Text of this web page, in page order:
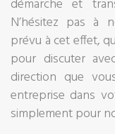
démarche et
N’hésitez pas à
prévu à cet effet,
pour discuter
direction que
entreprise dans
simplement pour